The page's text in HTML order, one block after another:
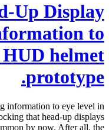
Up Display
to
HUD helmet
prototype.
information to eye level in
that head-up displays
by now. After all, the